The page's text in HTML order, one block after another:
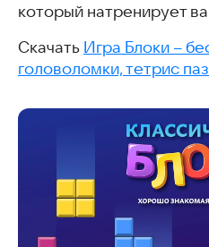
который натренирует
Скачать Игра Блоки –
головоломки, тетрис